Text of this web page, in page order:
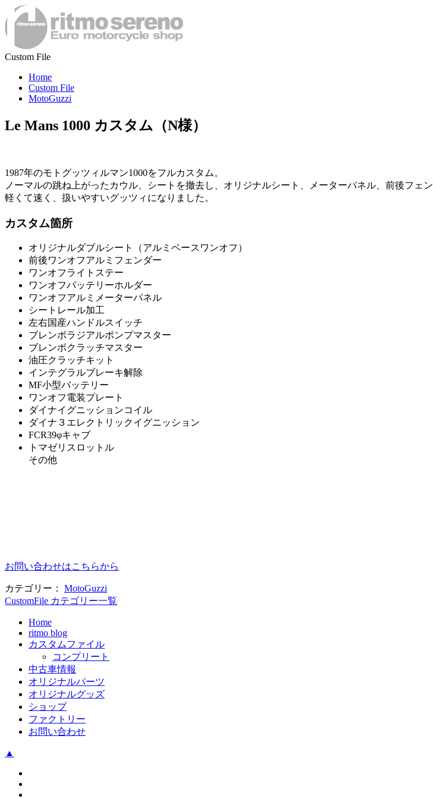
Custom File
Home
Custom File
MotoGuzzi
Le Mans 1000 カスタム（N様）
1987年のモトグッツィルマン1000をフルカスタム。
ノーマルの跳ね上がったカウル、シートを撤去し、オリジナルシート、メーターパネル、前後フェ
軽くて速く、扱いやすいグッツィになりました。
カスタム箇所
オリジナルダブルシート（アルミベースワンオフ）
前後ワンオフアルミフェンダー
ワンオフライトステー
ワンオフバッテリーホルダー
ワンオフアルミメーターパネル
シートレール加工
左右国産ハンドルスイッチ
ブレンボラジアルポンプマスター
ブレンボクラッチマスター
油圧クラッチキット
インテグラルブレーキ解除
MF小型バッテリー
ワンオフ電装プレート
ダイナイグニッションコイル
ダイナ３エレクトリックイグニッション
FCR39φキャブ
トマゼリスロットル
その他
お問い合わせはこちらから
カテゴリー： MotoGuzzi
CustomFile カテゴリー一覧
Home
ritmo blog
カスタムファイル
コンプリート
中古車情報
オリジナルパーツ
オリジナルグッズ
ショップ
ファクトリー
お問い合わせ
▲